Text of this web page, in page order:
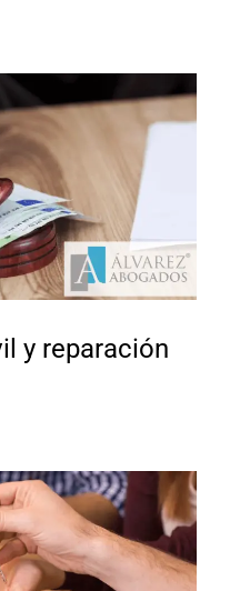
y reparación